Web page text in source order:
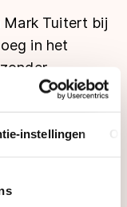
instellingen
Mark Tuitert bij
in het